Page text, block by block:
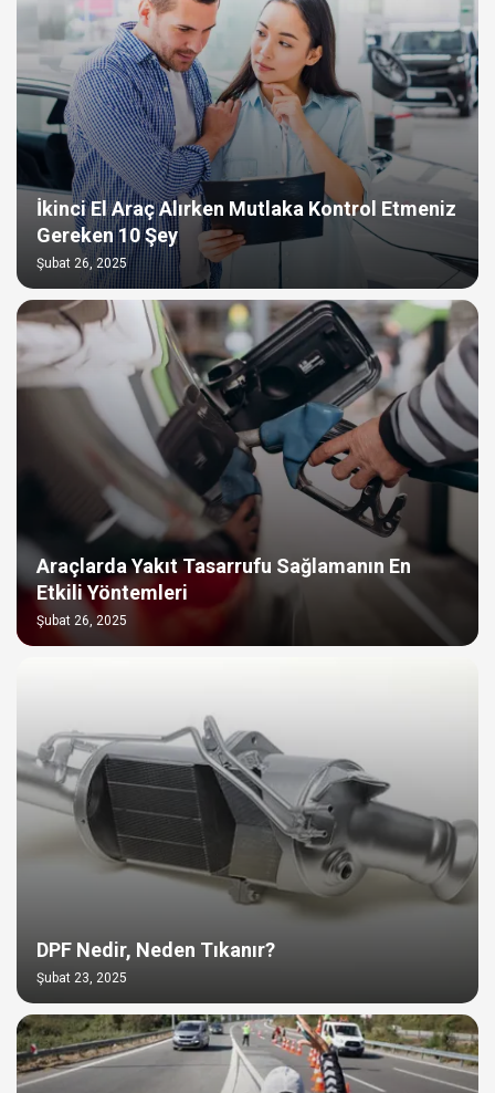
İkinci El Araç Alırken Mutlaka Kontrol Etmeniz
Gereken 10 Şey
Şubat 26, 2025
Araçlarda Yakıt Tasarrufu Sağlamanın En
Etkili Yöntemleri
Şubat 26, 2025
DPF Nedir, Neden Tıkanır?
Şubat 23, 2025